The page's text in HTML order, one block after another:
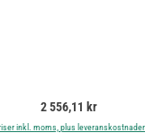
Ordinarie pris:
2 556,11 kr
inkl. moms, plus leveranskostnader